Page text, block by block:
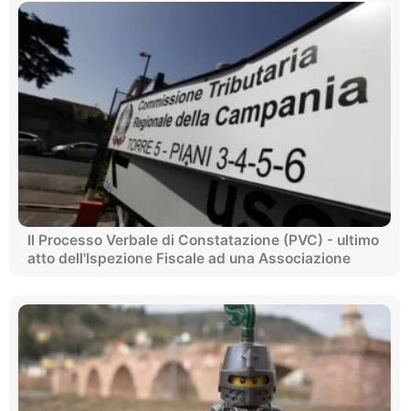
Il Processo Verbale di Constatazione (PVC) - ultimo
atto dell'Ispezione Fiscale ad una Associazione